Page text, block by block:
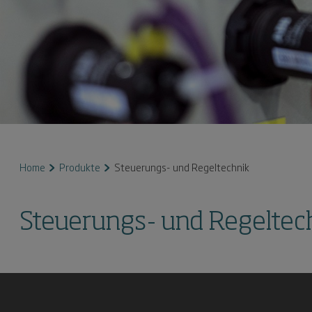
Home Produkte Steuerungs- und Regeltechnik
Steuerungs- und